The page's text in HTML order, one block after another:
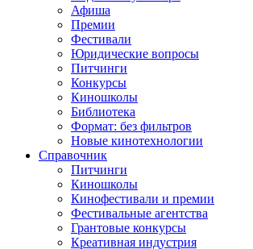
Афиша
Премии
Фестивали
Юридические вопросы
Питчинги
Конкурсы
Киношколы
Библиотека
Формат: без фильтров
Новые кинотехнологии
Справочник
Питчинги
Киношколы
Кинофестивали и премии
Фестивальные агентства
Грантовые конкурсы
Креативная индустрия